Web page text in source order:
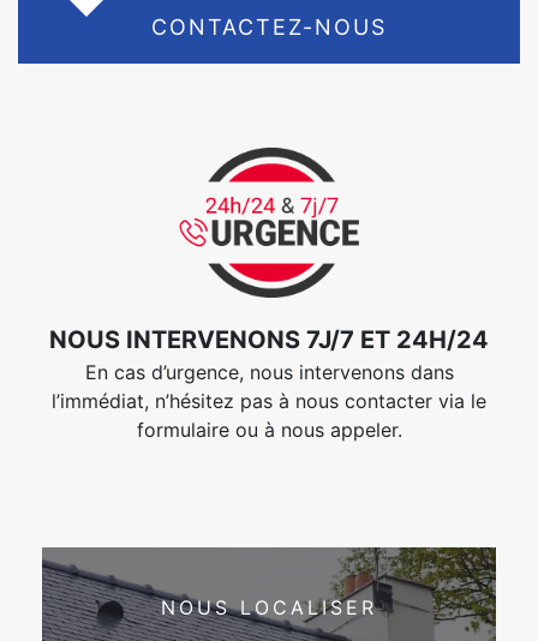
CONTACTEZ-NOUS
NOUS INTERVENONS 7J/7 ET 24H/24
En cas d’urgence, nous intervenons dans
l’immédiat, n’hésitez pas à nous contacter via le
formulaire ou à nous appeler.
NOUS LOCALISER